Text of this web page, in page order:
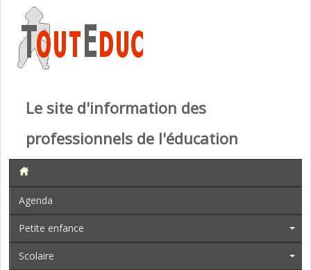
Le site d'information des
professionnels de l'éducation
Agenda
Petite enfance
Scolaire